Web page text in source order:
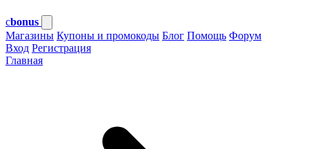
cbonus
Магазины Купоны и промокоды Блог Помощь Форум
Вход Регистрация
Главная